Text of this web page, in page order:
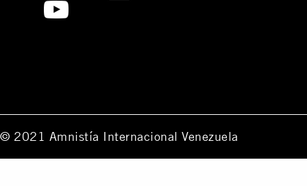
© 2021 Amnistía Internacional Venezuela